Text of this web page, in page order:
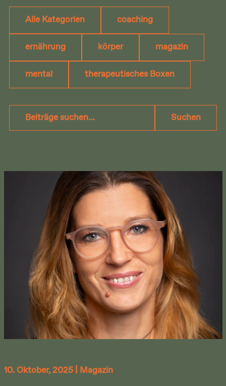
Alle Kategorien coaching
ernährung körper magazin
mental therapeutisches Boxen
Suchen
10. Oktober, 2025| Magazin